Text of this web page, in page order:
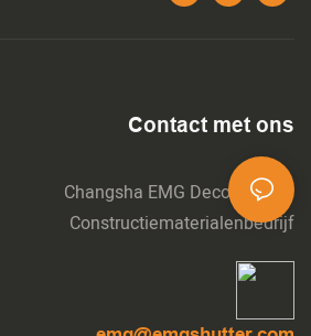
Contact met ons
Changsha EMG Decoratie- En
Constructiematerialenbedrijf